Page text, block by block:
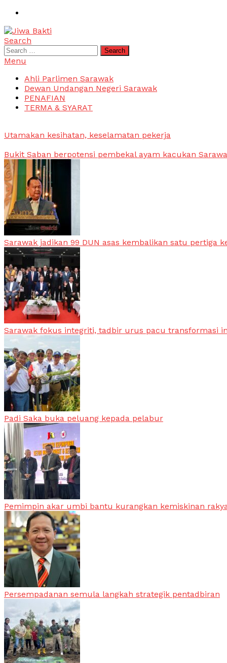
Skip
Content
Jiwa Bakti
Suara PBB Sarawak
Search
Search
for:
Menu
Ahli Parlimen Sarawak
Dewan Undangan Negeri Sarawak
PENAFIAN
TERMA & SYARAT
Utamakan kesihatan, keselamatan pekerja
Bukit Saban berpotensi pembekal ayam kacukan
Sarawak jadikan 99 DUN asas kembalikan satu pertiga
Sarawak fokus integriti, tadbir urus pacu transformasi
Padi Saka buka peluang kepada pelabur
Pemimpin akar umbi bantu kurangkan kemiskinan
Persempadanan semula langkah strategik pentadbiran